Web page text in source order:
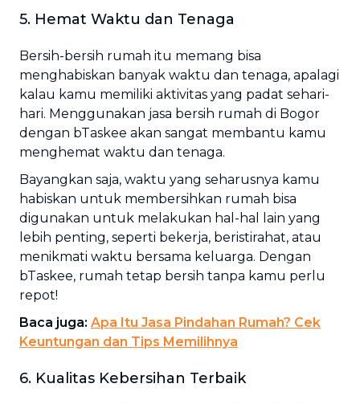
5. Hemat Waktu dan Tenaga
Bersih-bersih rumah itu memang bisa
menghabiskan banyak waktu dan tenaga, apalagi
kalau kamu memiliki aktivitas yang padat sehari-
hari. Menggunakan jasa bersih rumah di Bogor
dengan bTaskee akan sangat membantu kamu
menghemat waktu dan tenaga.
Bayangkan saja, waktu yang seharusnya kamu
habiskan untuk membersihkan rumah bisa
digunakan untuk melakukan hal-hal lain yang
lebih penting, seperti bekerja, beristirahat, atau
menikmati waktu bersama keluarga. Dengan
bTaskee, rumah tetap bersih tanpa kamu perlu
repot!
Baca juga: Apa Itu Jasa Pindahan Rumah? Cek
Keuntungan dan Tips Memilihnya
6. Kualitas Kebersihan Terbaik